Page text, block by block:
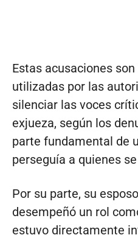
Estas acusaciones
utilizadas por las
silenciar las voces
exjueza, según los
parte fundamental de
perseguía a quienes
Por su parte, su
desempeñó un rol
estuvo directamente